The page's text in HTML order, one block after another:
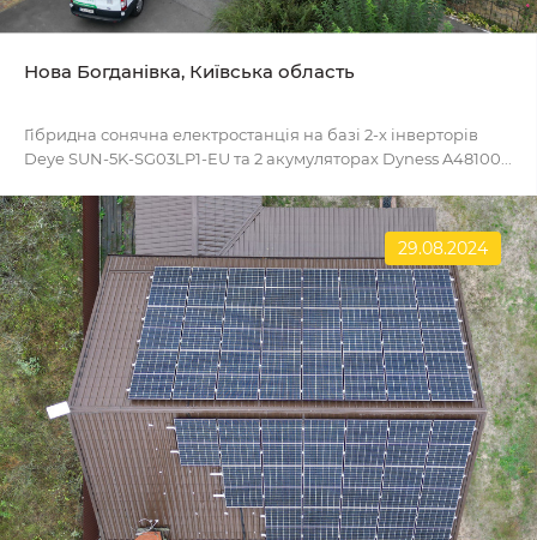
Нова Богданівка, Київська область
Гібридна сонячна електростанція на базі 2-х інверторів
Deye SUN-5K-SG03LP1-EU та 2 акумуляторах Dyness A48100...
29.08.2024